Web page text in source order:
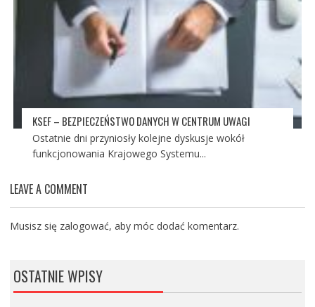
KSEF – BEZPIECZEŃSTWO DANYCH W CENTRUM UWAGI
Ostatnie dni przyniosły kolejne dyskusje wokół
funkcjonowania Krajowego Systemu...
LEAVE A COMMENT
Musisz się zalogować, aby móc dodać komentarz.
OSTATNIE WPISY